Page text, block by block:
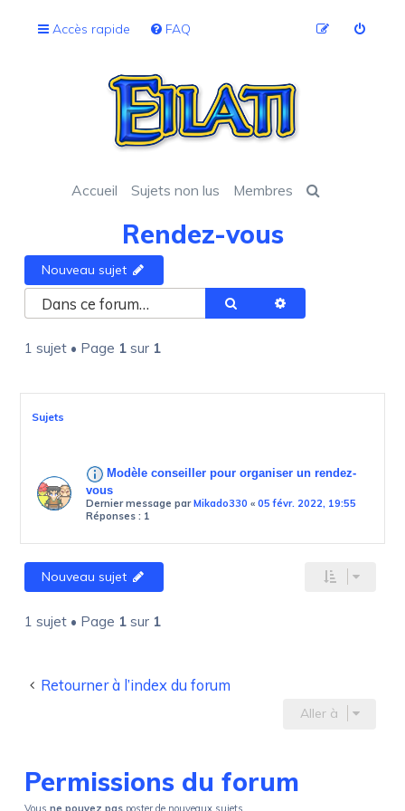
Accès rapide FAQ
Accueil Sujets non lus Membres
Rendez-vous
Nouveau sujet
Rechercher
1 sujet • Page 1 sur 1
Sujets
Modèle conseiller pour organiser un rendez-
vous
Dernier message parMikado330 « 05 févr. 2022, 19:55
Réponses : 1
Nouveau sujet
1 sujet • Page 1 sur 1
Retourner à l’index du forum
Aller à
Permissions du forum
Vousne pouvez pas poster de nouveaux sujets